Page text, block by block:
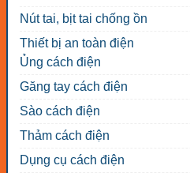
Nút tai, bịt tai chống ồn
Thiết bị an toàn điện
Ủng cách điện
Găng tay cách điện
Sào cách điện
Thảm cách điện
Dụng cụ cách điện